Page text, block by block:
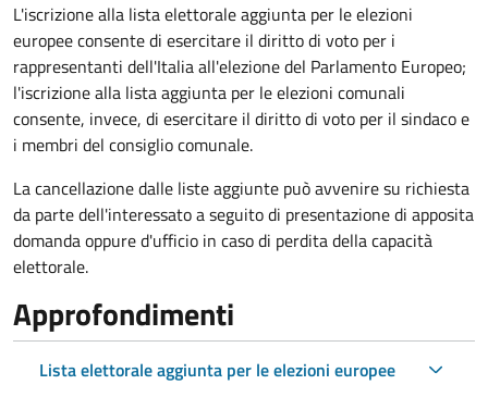
L'iscrizione alla lista elettorale aggiunta per le elezioni
europee consente di esercitare il diritto di voto per i
rappresentanti dell'Italia all'elezione del Parlamento Europeo;
l'iscrizione alla lista aggiunta per le elezioni comunali
consente, invece, di esercitare il diritto di voto per il sindaco e
i membri del consiglio comunale.
La cancellazione dalle liste aggiunte può avvenire su richiesta
da parte dell'interessato a seguito di presentazione di apposita
domanda oppure d'ufficio in caso di perdita della capacità
elettorale.
Approfondimenti
Lista elettorale aggiunta per le elezioni europee